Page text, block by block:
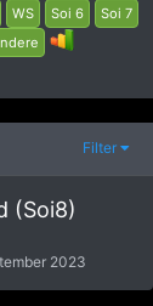
WS Soi 6
Soi 7
Filter
(Soi8)
2023